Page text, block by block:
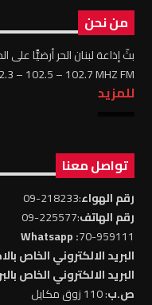
من نحن
بثّ إذاعة لبنان الحر أرضيًّا على
– 102.5 – 102.7 MHZ FM
للمزيد
تواصل معنا
رقم الهواء:218233-09
رقم الهاتف:225577-09
70-959111
: Whatsapp
البريد الالكتروني الخاص
البريد الالكتروني الخاص
ص.ب: 110 زوق مكايل